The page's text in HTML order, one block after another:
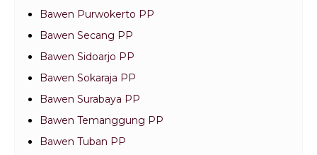
Bawen Purwokerto PP
Bawen Secang PP
Bawen Sidoarjo PP
Bawen Sokaraja PP
Bawen Surabaya PP
Bawen Temanggung PP
Bawen Tuban PP